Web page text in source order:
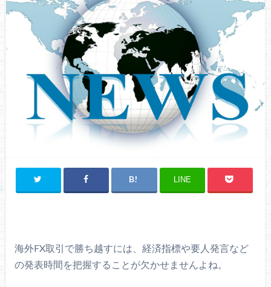
LINE
海外FX取引で勝ち越すには、経済指標や要人発言など
の発表時間を把握することが欠かせませんよね。